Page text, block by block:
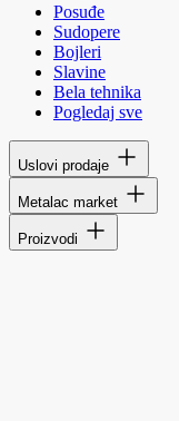
Posuđe
Sudopere
Bojleri
Slavine
Bela tehnika
Pogledaj sve
Uslovi prodaje
Metalac market
Proizvodi